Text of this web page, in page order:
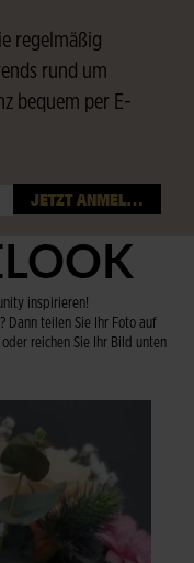
regelmäßig
rund um
bequem per E-
inspirieren!
Dann teilen Sie Ihr Foto auf
reichen Sie Ihr Bild unten